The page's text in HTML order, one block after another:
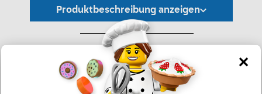
Produktbeschreibung anzeigen
*Unverbindliche Preisempfehlung -
Die Preisgestaltung liegt im alleinigen Ermessen des Händlers